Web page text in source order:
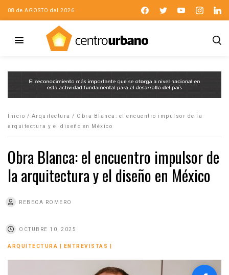
08 de AGOSTO del 2026
Inicio / Arquitectura / Obra Blanca: el encuentro impulsor de la
arquitectura y el diseño en México
Obra Blanca: el encuentro impulsor de
la arquitectura y el diseño en México
REBECA ROMERO
OCTUBRE 10, 2025
ARQUITECTURA ENTREVISTAS